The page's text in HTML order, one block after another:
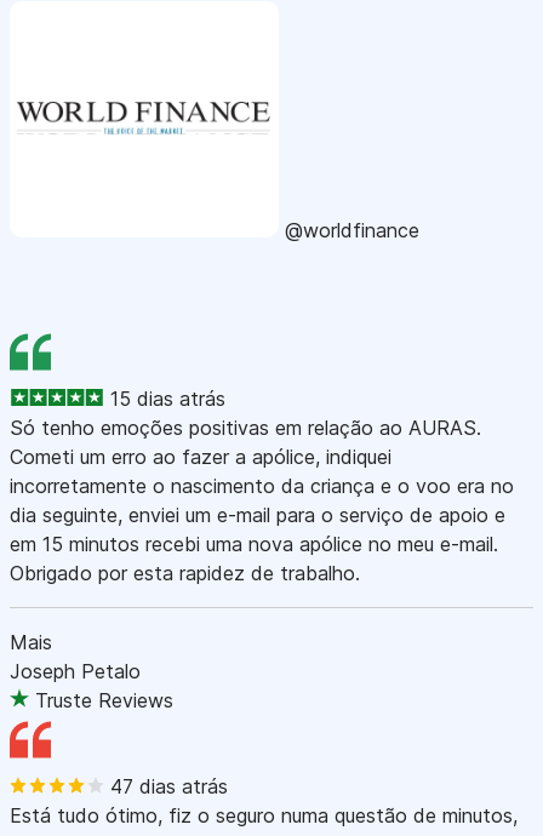
@worldfinance
15 dias atrás
Só tenho emoções positivas em relação ao AURAS.
Cometi um erro ao fazer a apólice, indiquei
incorretamente o nascimento da criança e o voo era no
dia seguinte, enviei um e-mail para o serviço de apoio e
em 15 minutos recebi uma nova apólice no meu e-mail.
Obrigado por esta rapidez de trabalho.
Mais
Joseph Petalo
Truste Reviews
47 dias atrás
Está tudo ótimo, fiz o seguro numa questão de minutos,